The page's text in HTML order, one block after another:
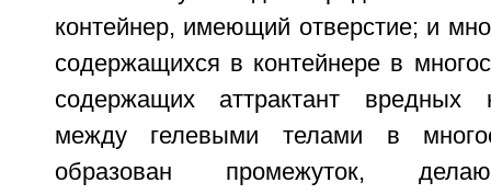
контейнер, имеющий отверстие; и
содержащихся в контейнере в
содержащих аттрактант вредных
между гелевыми телами в
образован промежуток,